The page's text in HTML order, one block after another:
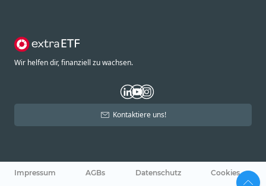
Wir helfen dir, finanziell zu wachsen.
Kontaktiere uns!
Impressum AGBs Datenschutz
Cookies